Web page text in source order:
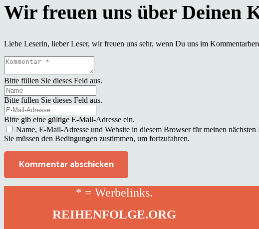
Liebe Leserin, lieber Leser, wir freuen uns sehr, wenn Du uns im
Bitte füllen Sie dieses Feld aus.
Bitte füllen Sie dieses Feld aus.
Bitte gib eine gültige E-Mail-Adresse ein.
Name, E-Mail-Adresse und Website in diesem Browser für meinen nächsten
Sie müssen den Bedingungen zustimmen, um fortzufahren.
Kommentar abschicken
* = Werbelinks.
REIHENFOLGE.ORG